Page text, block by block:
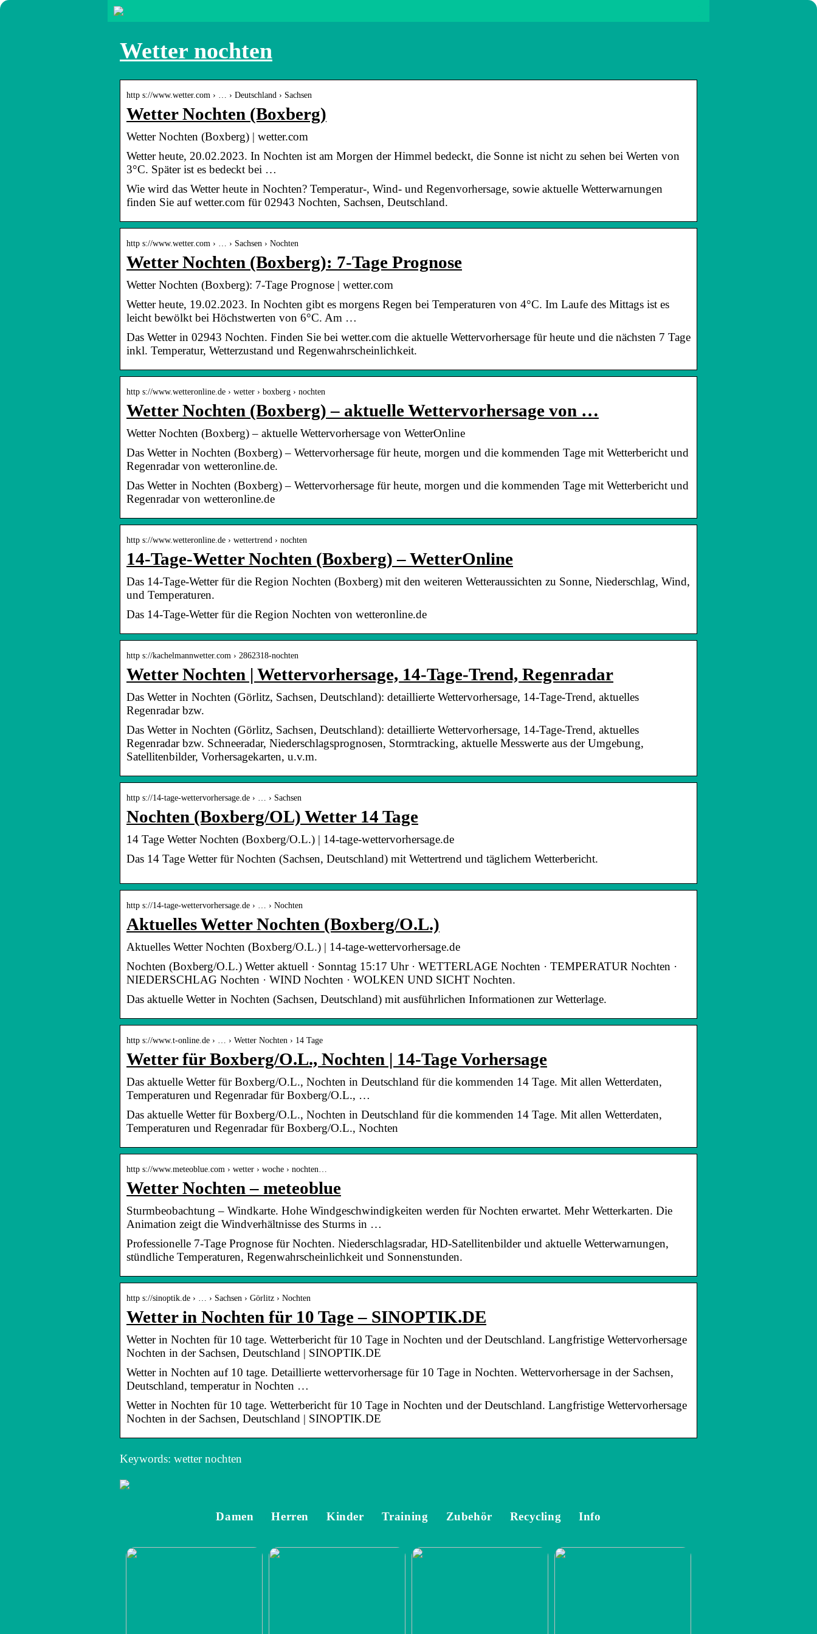
Wetter nochten
http s://www.wetter.com › … › Deutschland › Sachsen
Wetter Nochten (Boxberg)
Wetter Nochten (Boxberg) | wetter.com
Wetter heute, 20.02.2023. In Nochten ist am Morgen der Himmel bedeckt, die Sonne ist nicht zu sehen bei Werten von
3°C. Später ist es bedeckt bei …
Wie wird das Wetter heute in Nochten? Temperatur-, Wind- und Regenvorhersage, sowie aktuelle Wetterwarnungen
finden Sie auf wetter.com für 02943 Nochten, Sachsen, Deutschland.
http s://www.wetter.com › … › Sachsen › Nochten
Wetter Nochten (Boxberg): 7-Tage Prognose
Wetter Nochten (Boxberg): 7-Tage Prognose | wetter.com
Wetter heute, 19.02.2023. In Nochten gibt es morgens Regen bei Temperaturen von 4°C. Im Laufe des Mittags ist es
leicht bewölkt bei Höchstwerten von 6°C. Am …
Das Wetter in 02943 Nochten. Finden Sie bei wetter.com die aktuelle Wettervorhersage für heute und die nächsten 7 Tage
inkl. Temperatur, Wetterzustand und Regenwahrscheinlichkeit.
http s://www.wetteronline.de › wetter › boxberg › nochten
Wetter Nochten (Boxberg) – aktuelle Wettervorhersage von …
Wetter Nochten (Boxberg) – aktuelle Wettervorhersage von WetterOnline
Das Wetter in Nochten (Boxberg) – Wettervorhersage für heute, morgen und die kommenden Tage mit Wetterbericht und
Regenradar von wetteronline.de.
Das Wetter in Nochten (Boxberg) – Wettervorhersage für heute, morgen und die kommenden Tage mit Wetterbericht und
Regenradar von wetteronline.de
http s://www.wetteronline.de › wettertrend › nochten
14-Tage-Wetter Nochten (Boxberg) – WetterOnline
Das 14-Tage-Wetter für die Region Nochten (Boxberg) mit den weiteren Wetteraussichten zu Sonne, Niederschlag, Wind,
und Temperaturen.
Das 14-Tage-Wetter für die Region Nochten von wetteronline.de
http s://kachelmannwetter.com › 2862318-nochten
Wetter Nochten | Wettervorhersage, 14-Tage-Trend, Regenradar
Das Wetter in Nochten (Görlitz, Sachsen, Deutschland): detaillierte Wettervorhersage, 14-Tage-Trend, aktuelles
Regenradar bzw.
Das Wetter in Nochten (Görlitz, Sachsen, Deutschland): detaillierte Wettervorhersage, 14-Tage-Trend, aktuelles
Regenradar bzw. Schneeradar, Niederschlagsprognosen, Stormtracking, aktuelle Messwerte aus der Umgebung,
Satellitenbilder, Vorhersagekarten, u.v.m.
http s://14-tage-wettervorhersage.de › … › Sachsen
Nochten (Boxberg/OL) Wetter 14 Tage
14 Tage Wetter Nochten (Boxberg/O.L.) | 14-tage-wettervorhersage.de
Das 14 Tage Wetter für Nochten (Sachsen, Deutschland) mit Wettertrend und täglichem Wetterbericht.
http s://14-tage-wettervorhersage.de › … › Nochten
Aktuelles Wetter Nochten (Boxberg/O.L.)
Aktuelles Wetter Nochten (Boxberg/O.L.) | 14-tage-wettervorhersage.de
Nochten (Boxberg/O.L.) Wetter aktuell · Sonntag 15:17 Uhr · WETTERLAGE Nochten · TEMPERATUR Nochten ·
NIEDERSCHLAG Nochten · WIND Nochten · WOLKEN UND SICHT Nochten.
Das aktuelle Wetter in Nochten (Sachsen, Deutschland) mit ausführlichen Informationen zur Wetterlage.
http s://www.t-online.de › … › Wetter Nochten › 14 Tage
Wetter für Boxberg/O.L., Nochten | 14-Tage Vorhersage
Das aktuelle Wetter für Boxberg/O.L., Nochten in Deutschland für die kommenden 14 Tage. Mit allen Wetterdaten,
Temperaturen und Regenradar für Boxberg/O.L., …
Das aktuelle Wetter für Boxberg/O.L., Nochten in Deutschland für die kommenden 14 Tage. Mit allen Wetterdaten,
Temperaturen und Regenradar für Boxberg/O.L., Nochten
http s://www.meteoblue.com › wetter › woche › nochten…
Wetter Nochten – meteoblue
Sturmbeobachtung – Windkarte. Hohe Windgeschwindigkeiten werden für Nochten erwartet. Mehr Wetterkarten. Die
Animation zeigt die Windverhältnisse des Sturms in …
Professionelle 7-Tage Prognose für Nochten. Niederschlagsradar, HD-Satellitenbilder und aktuelle Wetterwarnungen,
stündliche Temperaturen, Regenwahrscheinlichkeit und Sonnenstunden.
http s://sinoptik.de › … › Sachsen › Görlitz › Nochten
Wetter in Nochten für 10 Tage – SINOPTIK.DE
Wetter in Nochten für 10 tage. Wetterbericht für 10 Tage in Nochten und der Deutschland. Langfristige Wettervorhersage
Nochten in der Sachsen, Deutschland | SINOPTIK.DE
Wetter in Nochten auf 10 tage. Detaillierte wettervorhersage für 10 Tage in Nochten. Wettervorhersage in der Sachsen,
Deutschland, temperatur in Nochten …
Wetter in Nochten für 10 tage. Wetterbericht für 10 Tage in Nochten und der Deutschland. Langfristige Wettervorhersage
Nochten in der Sachsen, Deutschland | SINOPTIK.DE
Keywords: wetter nochten
Damen Herren Kinder Training Zubehör Recycling Info